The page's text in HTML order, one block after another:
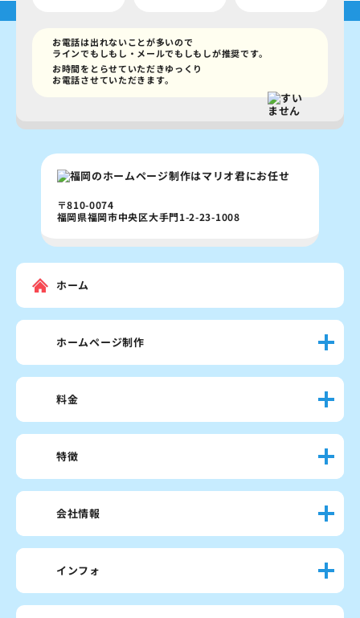
お電話は出れないことが多いので
ラインでもしもし・メールでもしもしが推奨です。
お時間をとらせていただきゆっくり
お電話させていただきます。
〒810-0074
福岡県福岡市中央区大手門1-2-23-1008
ホーム
ホームページ制作
料金
特徴
会社情報
インフォ